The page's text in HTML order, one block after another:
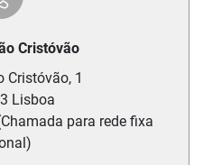
Cristóvão
Cristóvão, 1
Lisboa
para rede fixa